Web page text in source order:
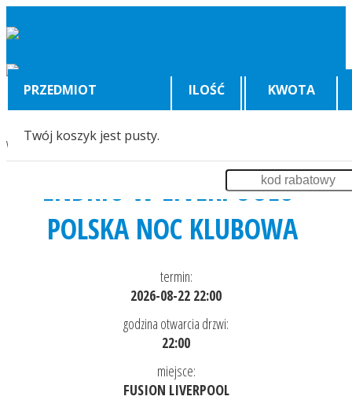
PRZEDMIOT ILOŚĆ KWOTA
Twój koszyk jest pusty.
Wyświetlenia:1471
ENDRIU W LIVERPOOLU -
POLSKA NOC KLUBOWA
termin:
2026-08-22 22:00
godzina otwarcia drzwi:
22:00
miejsce:
FUSION LIVERPOOL